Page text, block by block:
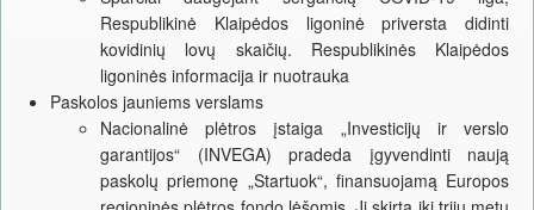
Respublikinė Klaipėdos ligoninė priversta didinti
kovidinių lovų skaičių. Respublikinės Klaipėdos
ligoninės informacija ir nuotrauka
Paskolos jauniems verslams
Nacionalinė plėtros įstaiga „Investicijų ir verslo
garantijos“ (INVEGA) pradeda įgyvendinti naują
paskolų priemonę „Startuok“, finansuojamą Europos